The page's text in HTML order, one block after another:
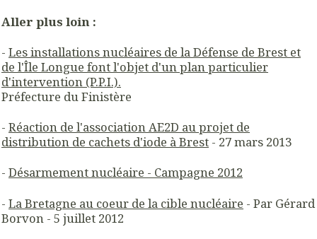
Aller plus loin :
- Les installations nucléaires de la Défense de Brest et
de l'Île Longue font l'objet d'un plan particulier
d'intervention (P.P.I.).
Préfecture du Finistère
- Réaction de l'association AE2D au projet de
distribution de cachets d'iode à Brest - 27 mars 2013
- Désarmement nucléaire - Campagne 2012
- La Bretagne au coeur de la cible nucléaire - Par Gérard
Borvon - 5 juillet 2012